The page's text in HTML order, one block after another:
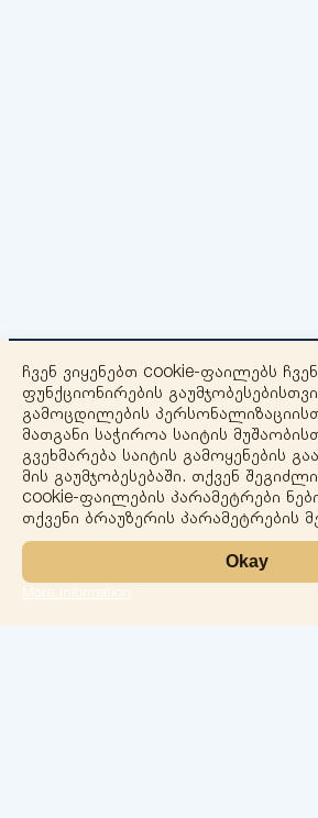
ჩვენ ვიყენებთ cookie-ფაილებს
ფუნქციონირების
გამოცდილების
მათგანი საჭიროა საიტის
გვეხმარება საიტის გამოყენების
მის გაუმჯობესებაში. თქვენ
cookie-ფაილების პარამეტრები
თქვენი ბრაუზერის პარამეტრების
Okay
More information